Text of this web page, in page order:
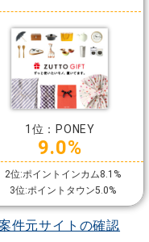
1位：PONEY
9.0%
2位:ポイントインカム8.1%
3位:ポイントタウン5.0%
件元サイトの確認